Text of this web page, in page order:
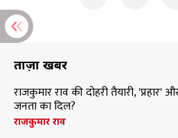
ताज़ा खबरें
राजकुमार राव की दोहरी तैयारी,
जनता का दिल?
राजकुमार राव